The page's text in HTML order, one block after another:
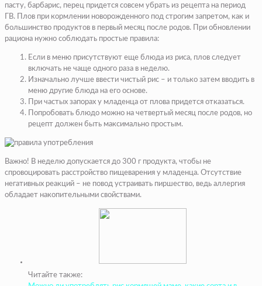
пасту, барбарис, перец придется совсем убрать из рецепта на период
ГВ. Плов при кормлении новорожденного под строгим запретом, как и
большинство продуктов в первый месяц после родов. При обновлении
рациона нужно соблюдать простые правила:
Если в меню присутствуют еще блюда из риса, плов следует
включать не чаще одного раза в неделю.
Изначально лучше ввести чистый рис – и только затем вводить в
меню другие блюда на его основе.
При частых запорах у младенца от плова придется отказаться.
Попробовать блюдо можно на четвертый месяц после родов, но
рецепт должен быть максимально простым.
Важно! В неделю допускается до 300 г продукта, чтобы не
спровоцировать расстройство пищеварения у младенца. Отсутствие
негативных реакций – не повод устраивать пиршество, ведь аллергия
обладает накопительными свойствами.
Читайте также: